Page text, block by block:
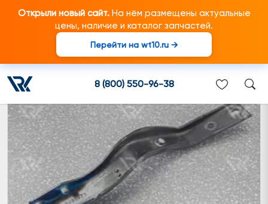
Открыли новый сайт.На нём размещены актуальные
цены, наличие и каталог запчастей.
Перейти на wt10.ru →
8 (800) 550-96-38
Кронштейн противошумного экрана